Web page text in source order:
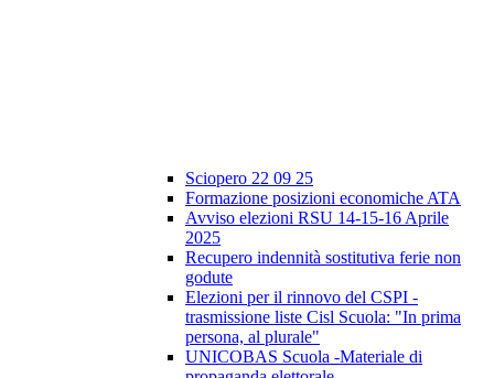
Sciopero 22 09 25
Formazione posizioni economiche ATA
Avviso elezioni RSU 14-15-16 Aprile
2025
Recupero indennità sostitutiva ferie non
godute
Elezioni per il rinnovo del CSPI -
trasmissione liste Cisl Scuola: "In prima
persona, al plurale"
UNICOBAS Scuola -Materiale di